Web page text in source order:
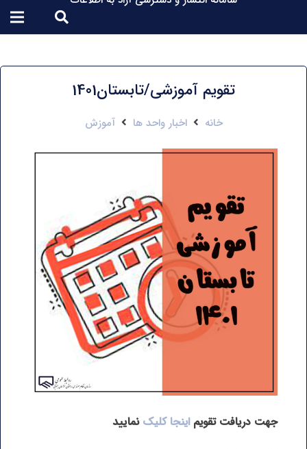
تقویم آموزشی/تابستان1401
خانه اخبار واحد ها آموزش
جهت دریافت تقویم اینجا کلیک نمایید